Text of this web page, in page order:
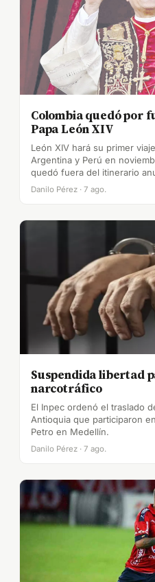
Colombia quedó por
Papa León XIV
León XIV hará su primer
Argentina y Perú en
quedó fuera del itinerario
Danilo Pérez · 7 ago.
Suspendida libertad
narcotráfico
El Inpec ordenó el traslado
Antioquia que participaron
Petro en Medellín.
Danilo Pérez · 7 ago.